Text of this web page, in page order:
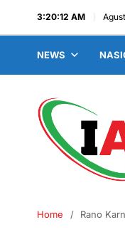
3:20:13 AM
NEWS
Home Rano